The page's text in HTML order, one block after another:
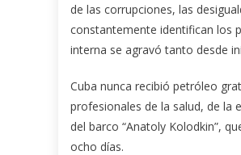
de las corrupciones, las
constantemente identifican los
interna se agravó tanto desde
Cuba nunca recibió petróleo
profesionales de la salud, de la
del barco “Anatoly Kolodkin”,
ocho días.